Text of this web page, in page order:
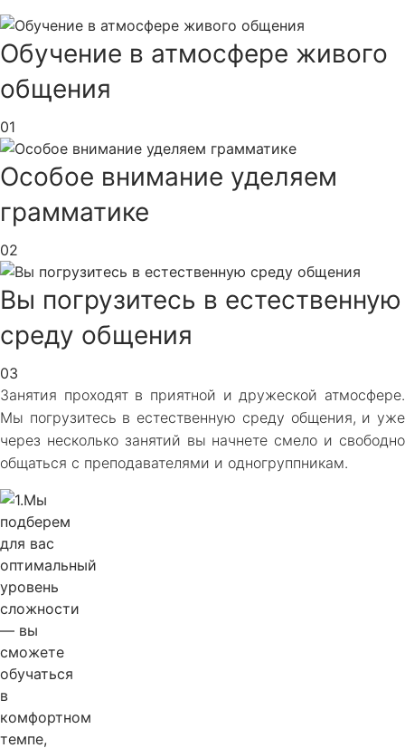
Обучение в атмосфере живого
общения
01
Особое внимание уделяем
грамматике
02
Вы погрузитесь в естественную
среду общения
03
Занятия проходят в приятной и дружеской атмосфере.
Мы погрузитесь в естественную среду общения, и уже
через несколько занятий вы начнете смело и свободно
общаться с преподавателями и одногруппникам.